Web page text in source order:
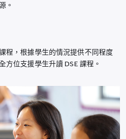
。
程，根據學生的情況提供不同程度
方位支援學生升讀 DSE 課程。